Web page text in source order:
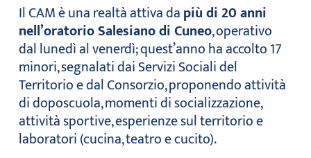
Il CAM è una realtà attiva dapiù di 20 anni
nell’oratorio Salesiano di Cuneo, operativo
dal lunedì al venerdì; quest’anno ha accolto 17
minori, segnalati dai Servizi Sociali del
Territorio e dal Consorzio, proponendo attività
di doposcuola, momenti di socializzazione,
attività sportive, esperienze sul territorio e
laboratori (cucina, teatro e cucito).